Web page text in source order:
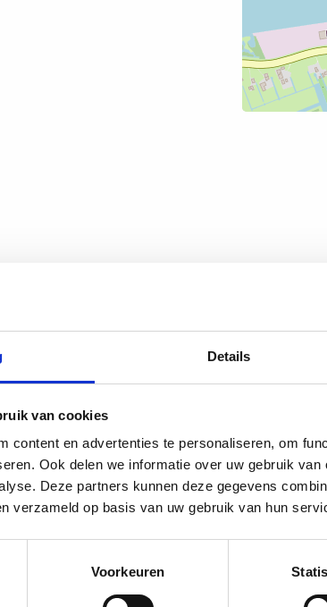
Details
van cookies
content en advertenties te personaliseren, om
Ook delen we informatie over uw gebruik
Deze partners kunnen deze gegevens
verzameld op basis van uw gebruik van hun
Voorkeuren
Hollandse Waterlinie